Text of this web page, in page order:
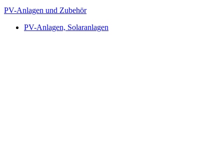
PV-Anlagen und Zubehör
PV-Anlagen, Solaranlagen